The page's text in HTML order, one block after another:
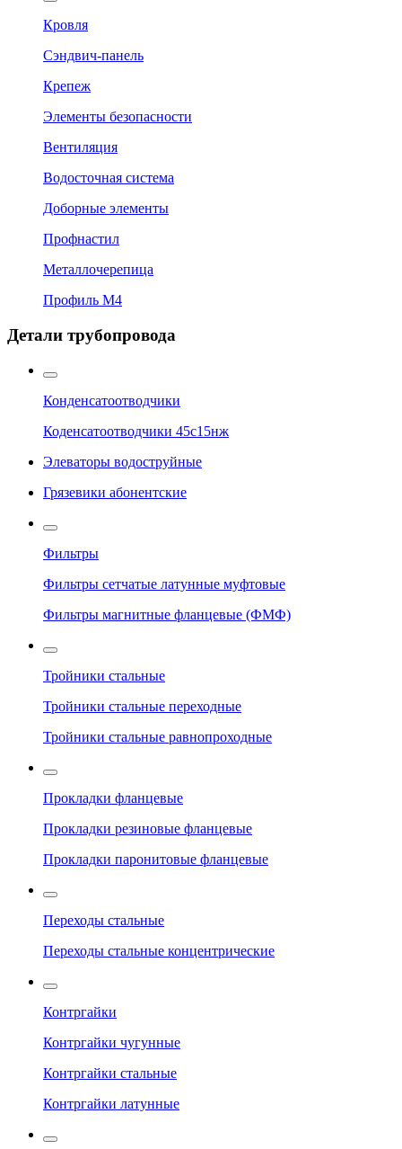
Кровля
Сэндвич-панель
Крепеж
Элементы безопасности
Вентиляция
Водосточная система
Доборные элементы
Профнастил
Металлочерепица
Профиль М4
Детали трубопровода
Конденсатоотводчики
Коденсатоотводчики 45с15нж
Элеваторы водоструйные
Грязевики абонентские
Фильтры
Фильтры сетчатые латунные муфтовые
Фильтры магнитные фланцевые (ФМФ)
Тройники стальные
Тройники стальные переходные
Тройники стальные равнопроходные
Прокладки фланцевые
Прокладки резиновые фланцевые
Прокладки паронитовые фланцевые
Переходы стальные
Переходы стальные концентрические
Контргайки
Контргайки чугунные
Контргайки стальные
Контргайки латунные